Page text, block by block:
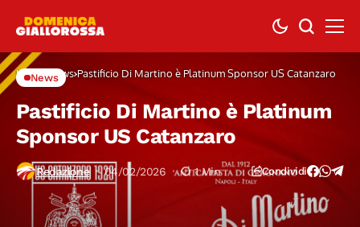
Home News Pastificio Di Martino è Platinum Sponsor US Catanzaro
News
Pastificio Di Martino è Platinum
Sponsor US Catanzaro
Redazione 04/02/2026 1 Min Condividi